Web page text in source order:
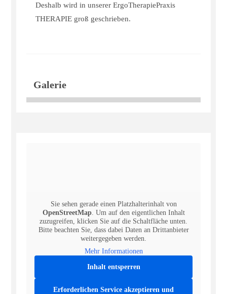
Deshalb wird in unserer ErgoTherapiePraxis
THERAPIE groß geschrieben.
Galerie
Sie sehen gerade einen Platzhalterinhalt von
OpenStreetMap. Um auf den eigentlichen Inhalt
zuzugreifen, klicken Sie auf die Schaltfläche unten.
Bitte beachten Sie, dass dabei Daten an Drittanbieter
weitergegeben werden.
Mehr Informationen
Inhalt entsperren
Erforderlichen Service akzeptieren und